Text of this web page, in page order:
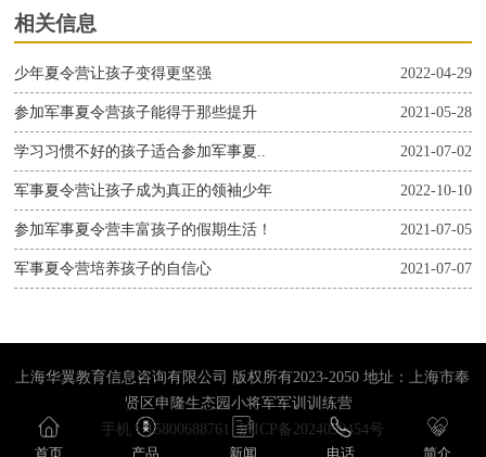
相关信息
2022-04-29
少年夏令营让孩子变得更坚强
2021-05-28
参加军事夏令营孩子能得于那些提升
2021-07-02
学习习惯不好的孩子适合参加军事夏..
2022-10-10
军事夏令营让孩子成为真正的领袖少年
2021-07-05
参加军事夏令营丰富孩子的假期生活！
2021-07-07
军事夏令营培养孩子的自信心
上海华翼教育信息咨询有限公司 版权所有2023-2050 地址：上海市奉
贤区申隆生态园小将军军训训练营
手机：15800688761沪ICP备2024059454号
首页 产品 新闻 电话 简介